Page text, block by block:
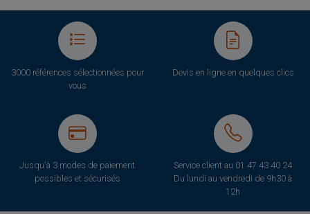
3000 références sélectionnées pour
vous
Devis en ligne en quelques clics
Jusqu'à 3 modes de paiement
possibles et sécurisés
Service client au 01 47 43 40 24
Du lundi au vendredi de 9h30 à
12h